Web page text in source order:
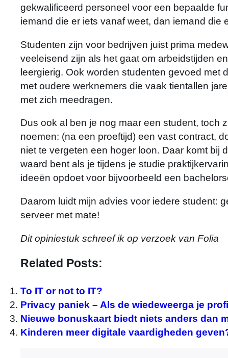
gekwalificeerd personeel voor een bepaalde
iemand die er iets vanaf weet, dan iemand die
Studenten zijn voor bedrijven juist prima
veeleisend zijn als het gaat om arbeidstijden
leergierig. Ook worden studenten gevoed met
met oudere werknemers die vaak tientallen
met zich meedragen.
Dus ook al ben je nog maar een student, toch
noemen: (na een proeftijd) een vast contract,
niet te vergeten een hoger loon. Daar komt bij
waard bent als je tijdens je studie
ideeën opdoet voor bijvoorbeeld een
Daarom luidt mijn advies voor iedere student:
serveer met mate!
Dit opiniestuk schreef ik op verzoek van Folia
Related Posts:
To IT or not to IT?
Privacy paniek – Als de wiedeweerga je
Nieuwe bonuskaart biedt niets anders dan
Kinderen meer digitale vaardigheden